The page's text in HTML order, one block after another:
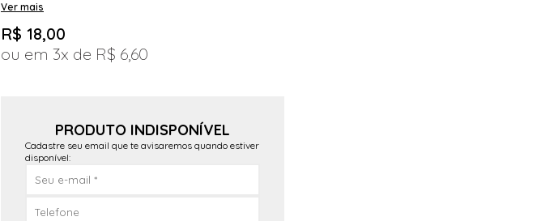
Ver mais
R$ 18,00
3x
R$ 6,60
PRODUTO INDISPONÍVEL
Cadastre seu email que te avisaremos quando estiver
disponível: